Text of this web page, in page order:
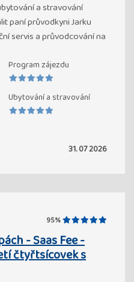
a stravování
paní průvodkyni Jarku
servis a průvodcování na
Program zájezdu
Ubytování a stravování
31. 07 2026
95%
- Saas Fee -
čtyřtsícovek s